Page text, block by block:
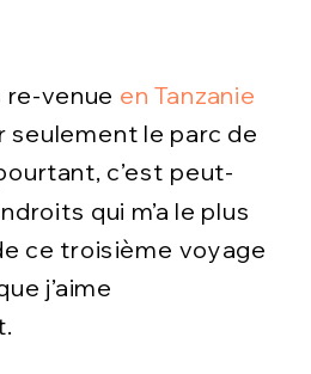
re-venue en Tanzanie
seulement le parc de
c’est peut-
qui m’a le plus
ce troisième voyage
j’aime